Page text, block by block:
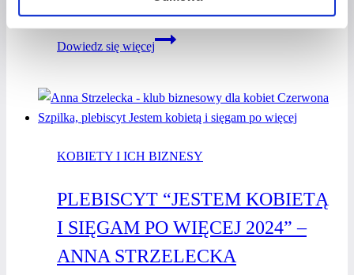
Dowiedz się więcej
Magdalena
wywiad
z kobietą
KOBIETY I ICH BIZNESY
PLEBISCYT “JESTEM KOBIETĄ
I SIĘGAM PO WIĘCEJ 2024” –
ANNA STRZELECKA